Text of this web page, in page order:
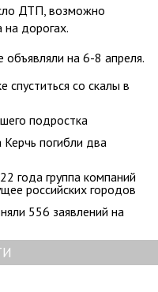
ДТП, возможно
на дорогах.
на 6-8 апреля.
спуститься со скалы в
подростка
погибли два
года группа компаний
российских городов
556 заявлений на